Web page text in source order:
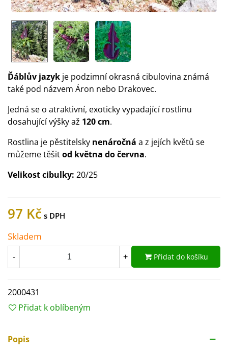
Ďáblův jazyk je podzimní okrasná cibulovina známá
také pod názvem Áron nebo Drakovec.
Jedná se o atraktivní, exoticky vypadající rostlinu
dosahující výšky až 120 cm.
Rostlina je pěstitelsky nenáročná a z jejích květů se
můžeme těšitod května do června.
Velikost cibulky: 20/25
97 Kč
Skladem
- + Přidat do košíku
2000431
Přidat k oblíbeným
Popis